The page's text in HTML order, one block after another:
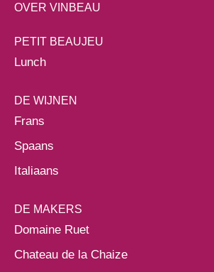
OVER VINBEAU
PETIT BEAUJEU
Lunch
DE WIJNEN
Frans
Spaans
Italiaans
DE MAKERS
Domaine Ruet
Chateau de la Chaize